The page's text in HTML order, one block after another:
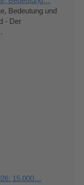
Bedeutung und
- Der
15.000…